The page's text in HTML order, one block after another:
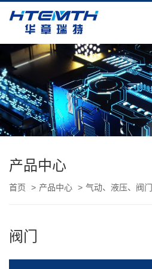
产品中心
首页 产品中心 气动、液压、阀门
阀门